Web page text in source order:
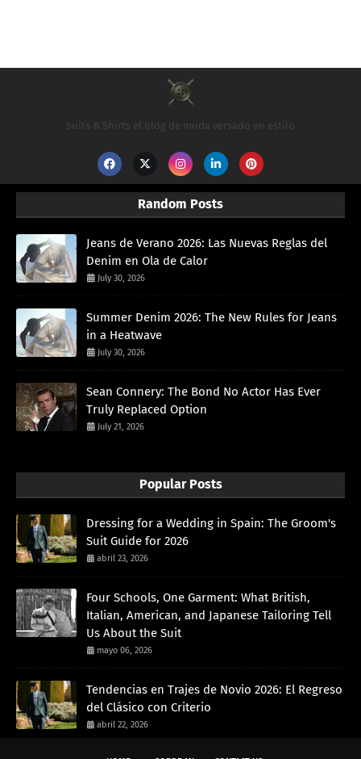
Suits & Shirts el blog de moda versado en estilo
Random Posts
Jeans de Verano 2026: Las Nuevas Reglas del
Denim en Ola de Calor
July 30, 2026
Summer Denim 2026: The New Rules for Jeans
in a Heatwave
July 30, 2026
Sean Connery: The Bond No Actor Has Ever
Truly Replaced Option
July 21, 2026
Popular Posts
Dressing for a Wedding in Spain: The Groom's
Suit Guide for 2026
abril 23, 2026
Four Schools, One Garment: What British,
Italian, American, and Japanese Tailoring Tell
Us About the Suit
mayo 06, 2026
Tendencias en Trajes de Novio 2026: El Regreso
del Clásico con Criterio
abril 22, 2026